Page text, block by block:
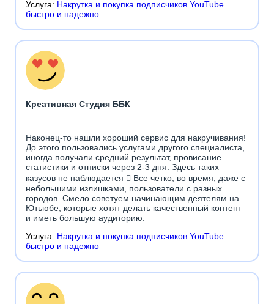
Услуга: Накрутка и покупка подписчиков YouTube
быстро и надежно
Креативная Студия ББК
Наконец-то нашли хороший сервис для накручивания!
До этого пользовались услугами другого специалиста,
иногда получали средний результат, провисание
статистики и отписки через 2-3 дня. Здесь таких
казусов не наблюдается  Все четко, во время, даже с
небольшими излишками, пользователи с разных
городов. Смело советуем начинающим деятелям на
Ютьюбе, которые хотят делать качественный контент
и иметь большую аудиторию.
Услуга: Накрутка и покупка подписчиков YouTube
быстро и надежно